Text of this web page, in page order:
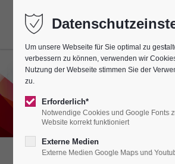
Um unsere Webseite für Sie optimal zu
verbessern zu können, verwenden wir
Nutzung der Webseite stimmen Sie der
zu.
Erforderlich*
Notwendige Cookies und Google Fonts
Website korrekt funktioniert
Externe Medien
Externe Medien Google Maps und